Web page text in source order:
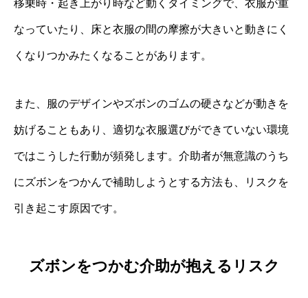
移乗時・起き上がり時など動くタイミングで、衣服が重
なっていたり、床と衣服の間の摩擦が大きいと動きにく
くなりつかみたくなることがあります。
また、服のデザインやズボンのゴムの硬さなどが動きを
妨げることもあり、適切な衣服選びができていない環境
ではこうした行動が頻発します。介助者が無意識のうち
にズボンをつかんで補助しようとする方法も、リスクを
引き起こす原因です。
ズボンをつかむ介助が抱えるリスク